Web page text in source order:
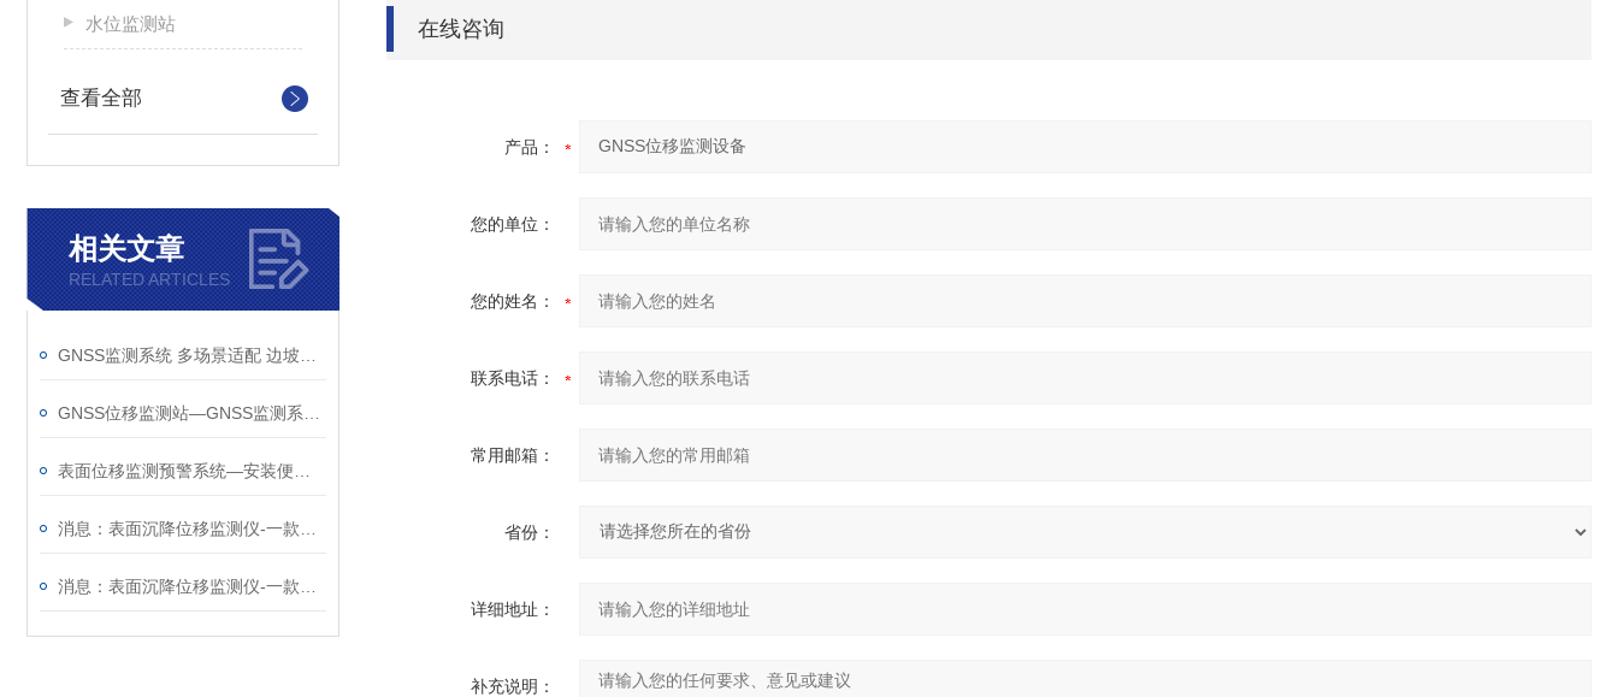
水位监测站
查看全部
相关文章
RELATED ARTICLES
在线咨询
产品：
您的单位：
您的姓名：
联系电话：
常用邮箱：
省份：
详细地址：
补充说明：